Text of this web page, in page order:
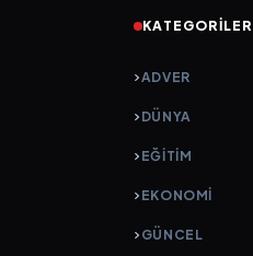
KATEGORILER
ADVER
DÜNYA
EĞİTİM
EKONOMİ
GÜNCEL